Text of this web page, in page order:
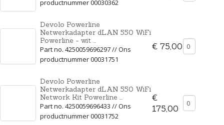
productnummer 00030362
Devolo Powerline
Netwerkadapter dLAN 550 WiFi
Powerline - wit ...
Part no. 4250059696297 // Ons
productnummer 00031751
€ 75,00
Devolo Powerline
Netwerkadapter dLAN 550 WiFi
Network Kit Powerline ...
Part no. 4250059696433 // Ons
productnummer 00031752
€
175,00